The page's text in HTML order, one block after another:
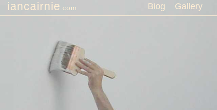
iancairnie.com Biog Gallery